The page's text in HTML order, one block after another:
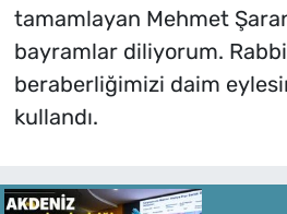
tamamlayan Mehmet Şarani
bayramlar diliyorum.
beraberliğimizi daim
kullandı.